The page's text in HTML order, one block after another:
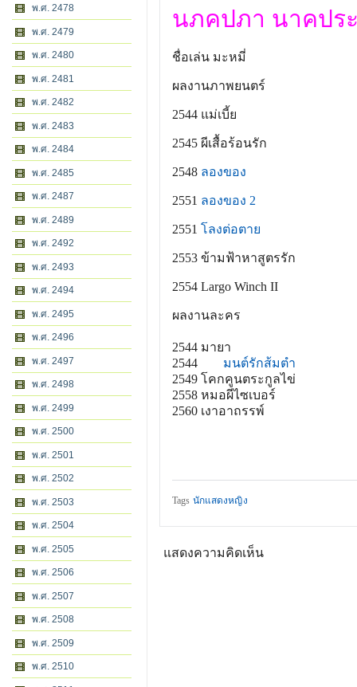
พ.ศ. 2478
พ.ศ. 2479
พ.ศ. 2480
พ.ศ. 2481
พ.ศ. 2482
พ.ศ. 2483
พ.ศ. 2484
พ.ศ. 2485
พ.ศ. 2487
พ.ศ. 2489
พ.ศ. 2492
พ.ศ. 2493
พ.ศ. 2494
พ.ศ. 2495
พ.ศ. 2496
พ.ศ. 2497
พ.ศ. 2498
พ.ศ. 2499
พ.ศ. 2500
พ.ศ. 2501
พ.ศ. 2502
พ.ศ. 2503
พ.ศ. 2504
พ.ศ. 2505
พ.ศ. 2506
พ.ศ. 2507
พ.ศ. 2508
พ.ศ. 2509
พ.ศ. 2510
นภคปภา นาคปร
ชื่อเล่น มะหมี่
ผลงานภาพยนตร์
2544 แม่เบี้ย
2545 ผีเสื้อร้อนรัก
2548 ลองของ
2551 ลองของ 2
2551 โลงต่อตาย
2553 ข้ามฟ้าหาสูตรรัก
2554 Largo Winch II
ผลงานละคร
2544 มายา
2544 มนต์รักส้มตำ
2549 โคกคูนตระกูลไข่
2558 หมอผีไซเบอร์
2560 เงาอาถรรพ์
Tags นักแสดงหญิง
แสดงความคิดเห็น